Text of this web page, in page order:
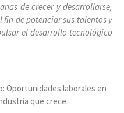
de crecer y desarrollarse,
fin de potenciar sus talentos y
el desarrollo tecnológico
Oportunidades laborales en
que crece